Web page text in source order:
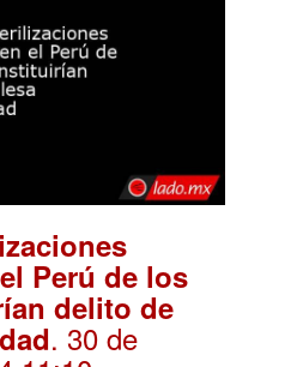
Perú de los
delito de
. 30 de